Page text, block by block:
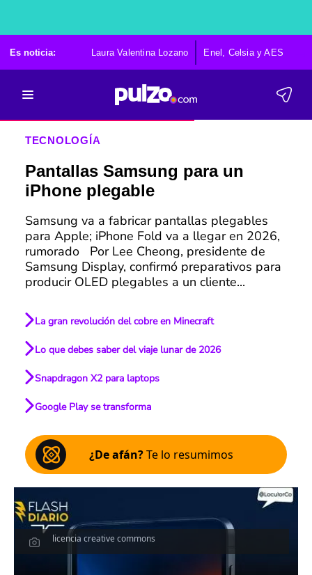
Es noticia: Laura Valentina Lozano Enel, Celsia y AES
TECNOLOGÍA
Pantallas Samsung para un
iPhone plegable
Samsung va a fabricar pantallas plegables
para Apple; iPhone Fold va a llegar en 2026,
rumorado Por Lee Cheong, presidente de
Samsung Display, confirmó preparativos para
producir OLED plegables a un cliente...
La gran revolución del cobre en Minecraft
Lo que debes saber del viaje lunar de 2026
Snapdragon X2 para laptops
Google Play se transforma
¿De afán?Te lo resumimos
licencia creative commons